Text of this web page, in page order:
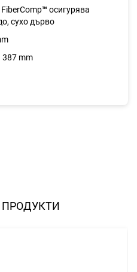
™ осигурява
сухо дърво
mm